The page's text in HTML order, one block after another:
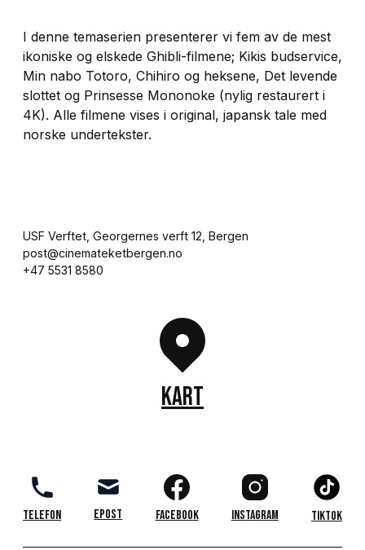
I denne temaserien presenterer vi fem av de mest
ikoniske og elskede Ghibli-filmene; Kikis budservice,
Min nabo Totoro, Chihiro og heksene, Det levende
slottet og Prinsesse Mononoke (nylig restaurert i
4K). Alle filmene vises i original, japansk tale med
norske undertekster.
Telefon Epost Facebook Instagram TikTok
USF Verftet, Georgernes verft 12, Bergen
post@cinemateketbergen.no
+47 5531 8580
KART